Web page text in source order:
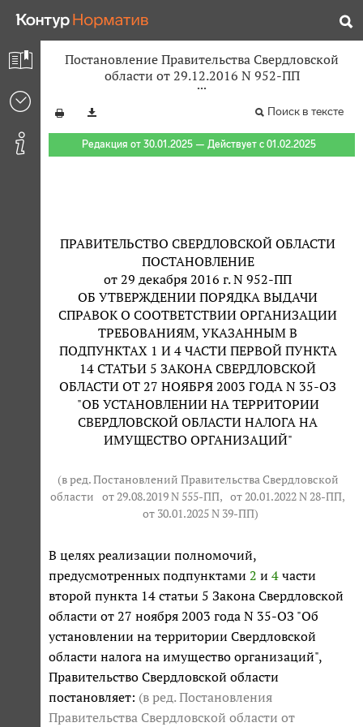
Постановление Правительства Свердловской
области от 29.12.2016 N 952-ПП
Поиск в тексте
Редакция от 30.01.2025 — Действует с 01.02.2025
ПРАВИТЕЛЬСТВО СВЕРДЛОВСКОЙ ОБЛАСТИ
ПОСТАНОВЛЕНИЕ
от 29 декабря 2016 г. N 952-ПП
ОБ УТВЕРЖДЕНИИ ПОРЯДКА ВЫДАЧИ
СПРАВОК О СООТВЕТСТВИИ ОРГАНИЗАЦИИ
ТРЕБОВАНИЯМ, УКАЗАННЫМ В
ПОДПУНКТАХ 1 И 4 ЧАСТИ ПЕРВОЙ ПУНКТА
14 СТАТЬИ 5 ЗАКОНА СВЕРДЛОВСКОЙ
ОБЛАСТИ ОТ 27 НОЯБРЯ 2003 ГОДА N 35-ОЗ
"ОБ УСТАНОВЛЕНИИ НА ТЕРРИТОРИИ
СВЕРДЛОВСКОЙ ОБЛАСТИ НАЛОГА НА
ИМУЩЕСТВО ОРГАНИЗАЦИЙ"
(в ред. Постановлений Правительства Свердловской
области
от 29.08.2019 N 555-ПП, от 20.01.2022 N 28-ПП,
от 30.01.2025 N 39-ПП)
В целях реализации полномочий,
предусмотренных подпунктами 2 и 4 части
второй пункта 14 статьи 5 Закона Свердловской
области от 27 ноября 2003 года N 35-ОЗ "Об
установлении на территории Свердловской
области налога на имущество организаций",
Правительство Свердловской области
постановляет: (в ред. Постановления
Правительства Свердловской области от